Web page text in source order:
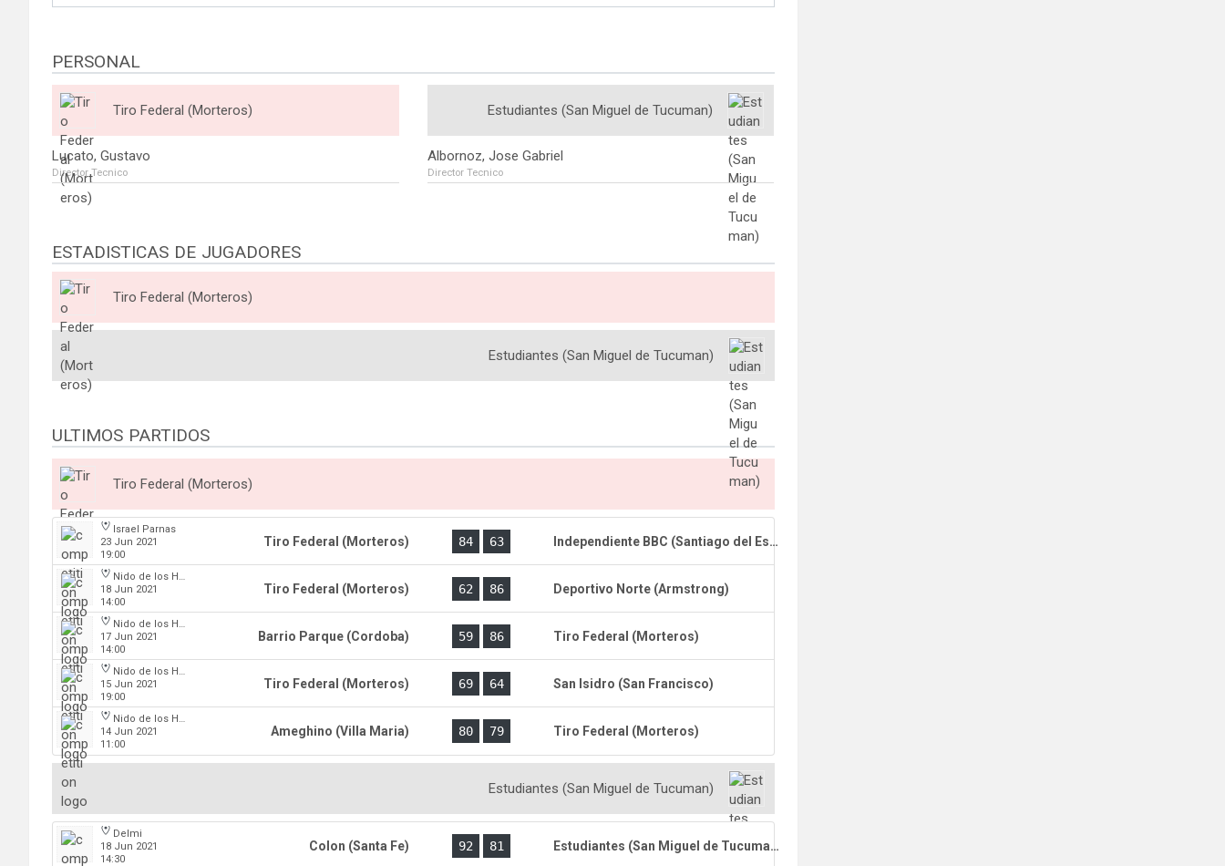
PERSONAL
Tiro Federal (Morteros)
Lucato, Gustavo
Director Tecnico
Estudiantes (San Miguel de Tucuman)
Albornoz, Jose Gabriel
Director Tecnico
ESTADISTICAS DE JUGADORES
Tiro Federal (Morteros)
Estudiantes (San Miguel de Tucuman)
ULTIMOS PARTIDOS
Tiro Federal (Morteros)
Israel Parnas
23 Jun 2021
19:00
Tiro Federal (Morteros) 84 63 Independiente BBC (Santiago del Estero)
Nido de los Halcones
18 Jun 2021
14:00
Tiro Federal (Morteros) 62 86 Deportivo Norte (Armstrong)
Nido de los Halcones
17 Jun 2021
14:00
Barrio Parque (Cordoba) 59 86 Tiro Federal (Morteros)
Nido de los Halcones
15 Jun 2021
19:00
Tiro Federal (Morteros) 69 64 San Isidro (San Francisco)
Nido de los Halcones
14 Jun 2021
11:00
Ameghino (Villa Maria) 80 79 Tiro Federal (Morteros)
Estudiantes (San Miguel de Tucuman)
Delmi
18 Jun 2021
14:30
Colon (Santa Fe) 92 81 Estudiantes (San Miguel de Tucuman)